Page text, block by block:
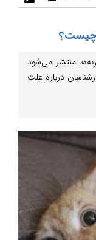
چیست؟
منتشر می‌شود
درباره علت